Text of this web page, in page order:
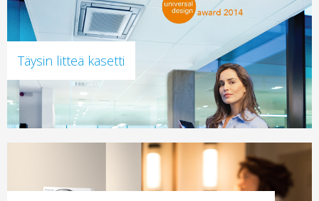
Täysin litteä kasetti